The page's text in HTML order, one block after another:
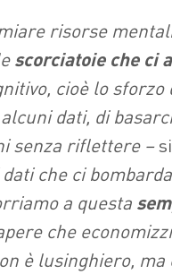
risorse
scorciatoie che ci
cioè lo
dati, di
senza riflettere –
che ci
a questa
che
è lusinghiero, ma